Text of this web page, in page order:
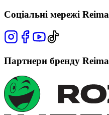
Соціальні мережі Reima
Партнери бренду Reima